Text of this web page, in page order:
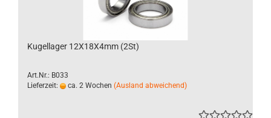
Kugellager 12X18X4mm (2St)
Art.Nr.: B033
Lieferzeit:
ca. 2 Wochen (Ausland abweichend)